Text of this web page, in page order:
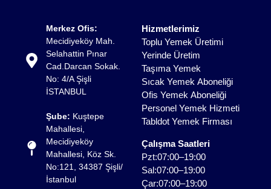
Merkez Ofis:
Mecidiyeköy Mah.
Selahattin Pınar
Cad.Darcan Sokak.
No: 4/A Şişli
İSTANBUL
Şube: Kuştepe
Mahallesi,
Mecidiyeköy
Mahallesi, Köz Sk.
No:121, 34387 Şişli/
İstanbul
Hizmetlerimiz
Toplu Yemek Üretimi
Yerinde Üretim
Taşıma Yemek
Sıcak Yemek Aboneliği
Ofis Yemek Aboneliği
Personel Yemek Hizmeti
Tabldot Yemek Firması
Çalışma Saatleri
Pzt:07:00–19:00
Sal:07:00–19:00
Çar:07:00–19:00